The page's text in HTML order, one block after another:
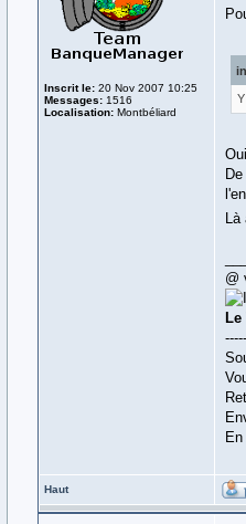
Inscrit le: 20 Nov 2007 10:25
Messages: 1516
Localisation: Montbéliard
Là
@
Le
Haut